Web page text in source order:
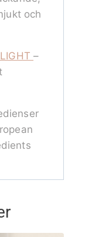
och
–